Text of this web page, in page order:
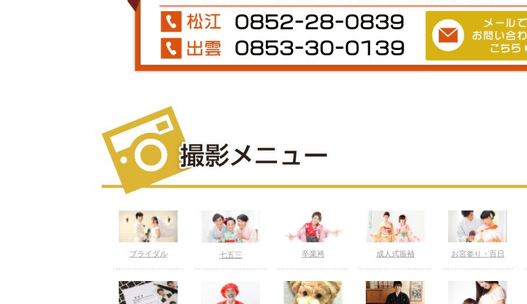
ブライダル 七五三 卒業袴 成人式振袖 お宮参り・百日